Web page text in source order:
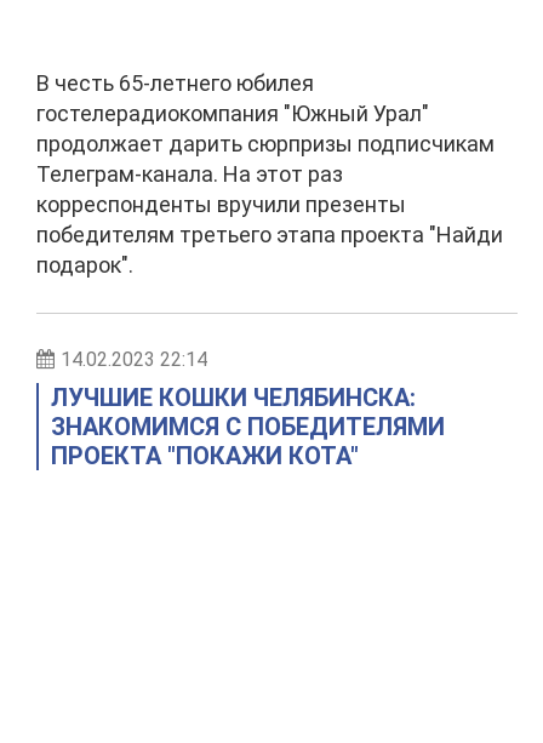
В честь 65-летнего юбилея
гостелерадиокомпания "Южный Урал"
продолжает дарить сюрпризы подписчикам
Телеграм-канала. На этот раз
корреспонденты вручили презенты
победителям третьего этапа проекта "Найди
подарок".
14.02.2023 22:14
ЛУЧШИЕ КОШКИ ЧЕЛЯБИНСКА:
ЗНАКОМИМСЯ С ПОБЕДИТЕЛЯМИ
ПРОЕКТА "ПОКАЖИ КОТА"